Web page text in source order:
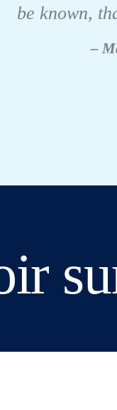
be known,
–